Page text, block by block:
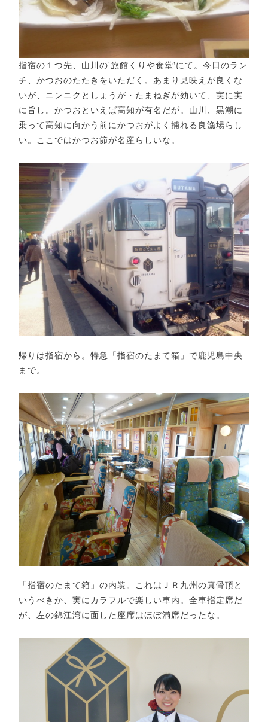
指宿の１つ先、山川の’旅館くりや食堂’にて。今日のラン
チ、かつおのたたきをいただく。あまり見映えが良くな
いが、ニンニクとしょうが・たまねぎが効いて、実に実
に旨し。かつおといえば高知が有名だが。山川、黒潮に
乗って高知に向かう前にかつおがよく捕れる良漁場らし
い。ここではかつお節が名産らしいな。
帰りは指宿から。特急「指宿のたまて箱」で鹿児島中央
まで。
「指宿のたまて箱」の内装。これはＪＲ九州の真骨頂と
いうべきか、実にカラフルで楽しい車内。全車指定席だ
が、左の錦江湾に面した座席はほぼ満席だったな。